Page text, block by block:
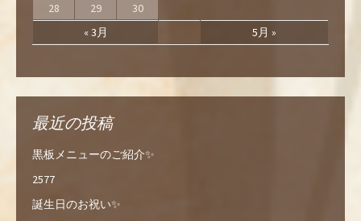
« 3月 5月 »
28
29 30
最近の投稿
黒板メニューのご紹介✨
2577
誕生日のお祝い✨